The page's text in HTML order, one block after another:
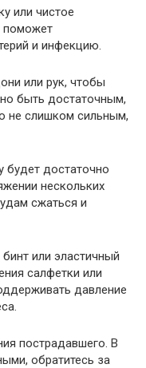
или чистое
поможет
и инфекцию.
или рук, чтобы
быть достаточным,
не слишком сильным,
будет достаточно
нескольких
сжаться и
или эластичный
салфетки или
давление
пострадавшего. В
обратитесь за